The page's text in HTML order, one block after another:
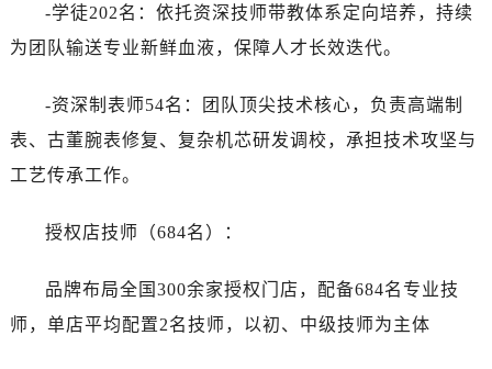
-学徒202名：依托资深技师带教体系定向培养，持续
为团队输送专业新鲜血液，保障人才长效迭代。
-资深制表师54名：团队顶尖技术核心，负责高端制
表、古董腕表修复、复杂机芯研发调校，承担技术攻坚与
工艺传承工作。
授权店技师（684名）：
品牌布局全国300余家授权门店，配备684名专业技
师，单店平均配置2名技师，以初、中级技师为主体